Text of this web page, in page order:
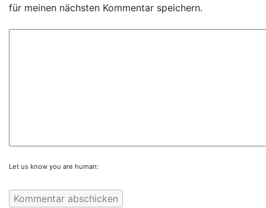
für meinen nächsten Kommentar speichern.
Let us know you are human: